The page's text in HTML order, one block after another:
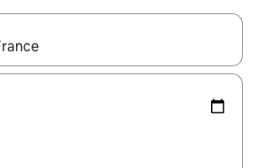
beschikbaar zijn, maak je een keuze